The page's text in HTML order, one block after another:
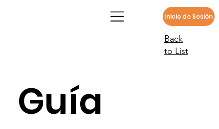
Inicio de Sesión
Back
to List
Guía